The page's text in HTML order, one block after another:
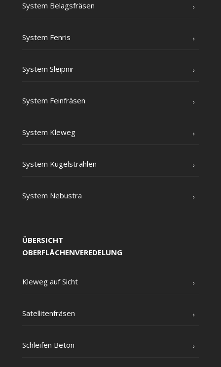
Sys­tem Belagsfräsen
Sys­tem Fenris
Sys­tem Sleipnir
Sys­tem Feinfräsen
Sys­tem Kleweg
Sys­tem Kugelstrahlen
Sys­tem Nebustra
ÜBERSICHT
OBERFLÄCHENVEREDELUNG
Kle­weg auf Sicht
Satel­li­ten­frä­sen
Schlei­fen Beton